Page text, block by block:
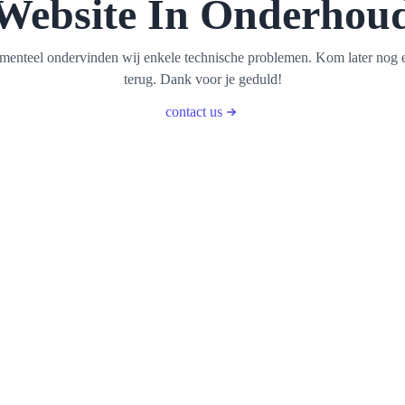
In
ondervinden wij enkele technische problemen. Kom later nog
terug. Dank voor je geduld!
contact us